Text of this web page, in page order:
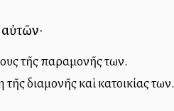
τῆς παραμονῆς των.
διαμονῆς καὶ κατοικίας των.